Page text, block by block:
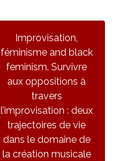
Improvisation,
féminisme and black
feminism. Survivre
aux oppositions à
travers
l’improvisation : deux
trajectoires de vie
dans le domaine de
la création musicale